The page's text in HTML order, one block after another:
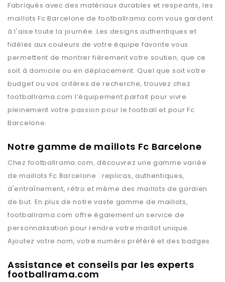
Fabriqués avec des matériaux durables et respirants, les
maillotsFc Barcelone de footballrama.com vous gardent
à l'aise toute la journée. Les designs authentiques et
fidèles aux couleurs de votre équipe favorite vous
permettent de montrer fièrement votre soutien, que ce
soit à domicile ou en déplacement. Quel que soit votre
budget ou vos critères de recherche, trouvez chez
footballrama.com l’équipement parfait pour vivre
pleinement votre passion pour le football et pourFc
Barcelone.
Notre gamme de maillots Fc Barcelone
Chez footballrama.com, découvrez une gamme variée
de maillotsFc Barcelone : replicas, authentiques,
d'entraînement, rétro et même des maillots de gardien
de but. En plus de notre vaste gamme de maillots,
footballrama.com offre également un service de
personnalisation pour rendre votre maillot unique.
Ajoutez votre nom, votre numéro préféré et des badges.
Assistance et conseils par les experts
footballrama.com